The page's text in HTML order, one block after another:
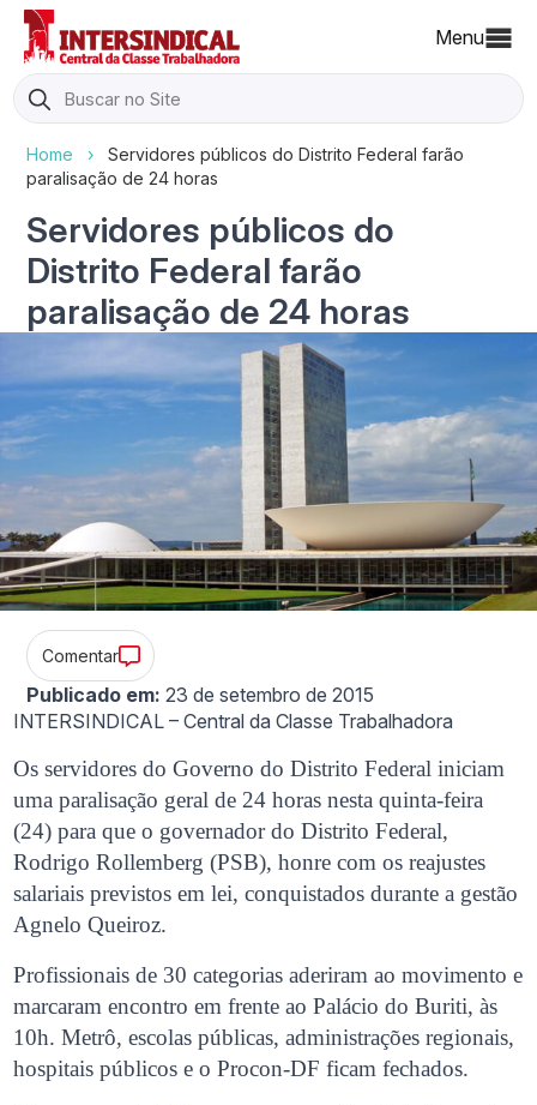
Menu
Search
for:
Home ›
Servidores públicos do Distrito Federal farão
paralisação de 24 horas
Servidores públicos do
Distrito Federal farão
paralisação de 24 horas
Comentar
Publicado em: 23 de setembro de 2015
INTERSINDICAL – Central da Classe Trabalhadora
Os servidores do Governo do Distrito Federal iniciam
uma paralisação geral de 24 horas nesta quinta-feira
(24) para que o governador do Distrito Federal,
Rodrigo Rollemberg (PSB), honre com os reajustes
salariais previstos em lei, conquistados durante a gestão
Agnelo Queiroz.
Profissionais de 30 categorias aderiram ao movimento e
marcaram encontro em frente ao Palácio do Buriti, às
10h. Metrô, escolas públicas, administrações regionais,
hospitais públicos e o Procon-DF ficam fechados.